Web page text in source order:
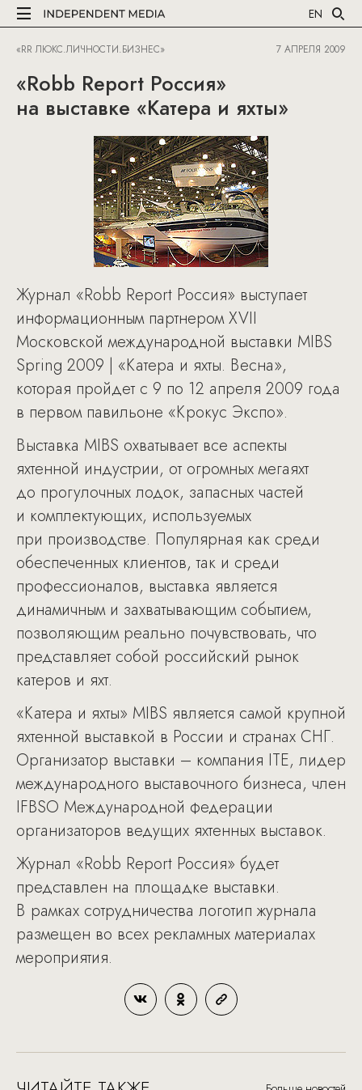
EN
«RR ЛЮКС.ЛИЧНОСТИ.БИЗНЕС» 7 АПРЕЛЯ 2009
«Robb Report Россия»
на выставке «Катера и яхты»
Журнал «Robb Report Россия» выступает
информационным партнером XVII
Московской международной выставки MIBS
Spring 2009 | «Катера и яхты. Весна»,
которая пройдет с 9 по 12 апреля 2009 года
в первом павильоне «Крокус Экспо».
Выставка MIBS охватывает все аспекты
яхтенной индустрии, от огромных мегаяхт
до прогулочных лодок, запасных частей
и комплектующих, используемых
при производстве. Популярная как среди
обеспеченных клиентов, так и среди
профессионалов, выставка является
динамичным и захватывающим событием,
позволяющим реально почувствовать, что
представляет собой российский рынок
катеров и яхт.
«Катера и яхты» MIBS является самой крупной
яхтенной выставкой в России и странах СНГ.
Организатор выставки – компания ITE, лидер
международного выставочного бизнеса, член
IFBSO Международной федерации
организаторов ведущих яхтенных выставок.
Журнал «Robb Report Россия» будет
представлен на площадке выставки.
В рамках сотрудничества логотип журнала
размещен во всех рекламных материалах
мероприятия.